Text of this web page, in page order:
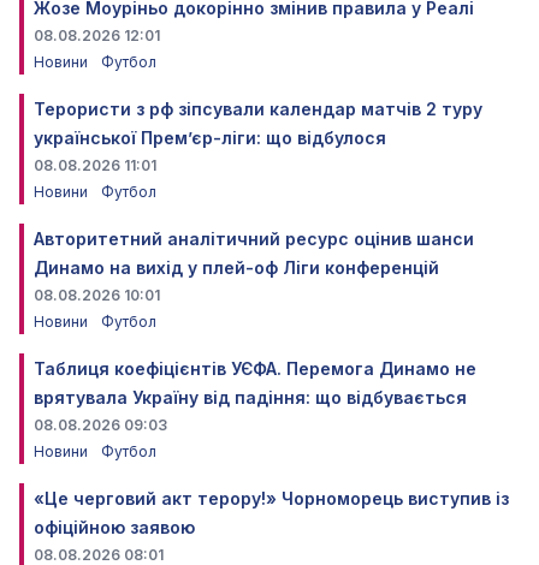
Жозе Моуріньо докорінно змінив правила у Реалі
08.08.2026 12:01
Новини
Футбол
Терористи з рф зіпсували календар матчів 2 туру
української Прем’єр-ліги: що відбулося
08.08.2026 11:01
Новини
Футбол
Авторитетний аналітичний ресурс оцінив шанси
Динамо на вихід у плей-оф Ліги конференцій
08.08.2026 10:01
Новини
Футбол
Таблиця коефіцієнтів УЄФА. Перемога Динамо не
врятувала Україну від падіння: що відбувається
08.08.2026 09:03
Новини
Футбол
«Це черговий акт терору!» Чорноморець виступив із
офіційною заявою
08.08.2026 08:01